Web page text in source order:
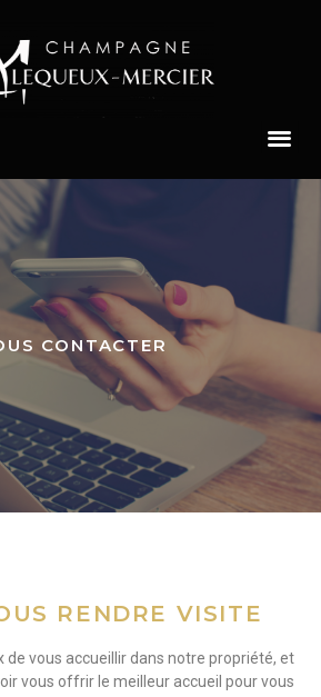
CONTACTER
RENDRE VISITE
de vous accueillir dans notre propriété, et
vous offrir le meilleur accueil pour vous